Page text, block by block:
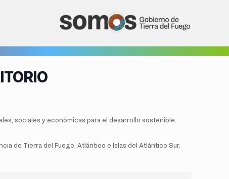
sociales y económicas para el desarrollo sostenible.
de Tierra del Fuego, Atlántico e Islas del Atlántico Sur.